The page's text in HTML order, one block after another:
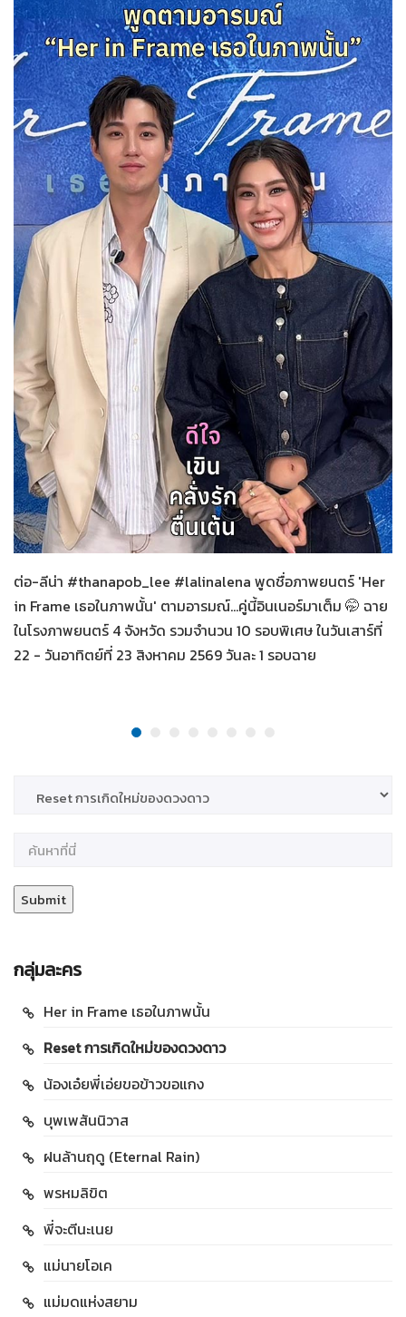
08-08-2569
Her in Frame เธอในภาพนั้น
ต่อ-ลีน่า #thanapob_lee #lalinalena พูดชื่อภาพยนตร์ 'Her
in Frame เธอในภาพนั้น' ตามอารมณ์...คู่นี้อินเนอร์มาเต็ม 🤭 ฉาย
ในโรงภาพยนตร์ 4 จังหวัด รวมจำนวน 10 รอบพิเศษ ในวันเสาร์ที่
22 - วันอาทิตย์ที่ 23 สิงหาคม 2569 วันละ 1 รอบฉาย
กลุ่มละคร
Her in Frame เธอในภาพนั้น
Reset การเกิดใหม่ของดวงดาว
น้องเอ๋ยพี่เอ่ยขอข้าวขอแกง
บุพเพสันนิวาส
ฝนล้านฤดู (Eternal Rain)
พรหมลิขิต
พี่จะตีนะเนย
แม่นายโอเค
แม่มดแห่งสยาม